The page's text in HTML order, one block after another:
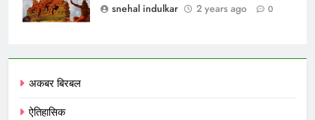
snehal indulkar
2 years ago 0
अकबर बिरबल
ऐतिहासिक